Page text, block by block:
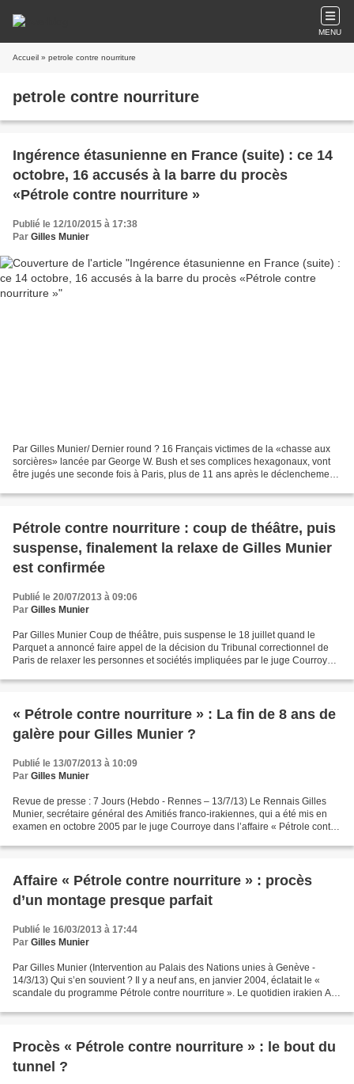
MENU
Accueil » petrole contre nourriture
petrole contre nourriture
Ingérence étasunienne en France (suite) : ce 14
octobre, 16 accusés à la barre du procès
«Pétrole contre nourriture »
Publié le 12/10/2015 à 17:38
Par Gilles Munier
Par Gilles Munier/ Dernier round ? 16 Français victimes de la «chasse aux
sorcières» lancée par George W. Bush et ses complices hexagonaux, vont
être jugés une seconde fois à Paris, plus de 11 ans après le déclenchement
Pétrole contre nourriture : coup de théâtre, puis
suspense, finalement la relaxe de Gilles Munier
est confirmée
Publié le 20/07/2013 à 09:06
Par Gilles Munier
Par Gilles Munier Coup de théâtre, puis suspense le 18 juillet quand le
Parquet a annoncé faire appel de la décision du Tribunal correctionnel de
Paris de relaxer les personnes et sociétés impliquées par le juge Courroye
« Pétrole contre nourriture » : La fin de 8 ans de
galère pour Gilles Munier ?
Publié le 13/07/2013 à 10:09
Par Gilles Munier
Revue de presse : 7 Jours (Hebdo - Rennes – 13/7/13) Le Rennais Gilles
Munier, secrétaire général des Amitiés franco-irakiennes, qui a été mis en
examen en octobre 2005 par le juge Courroye dans l’affaire « Pétrole contre
Affaire « Pétrole contre nourriture » : procès
d’un montage presque parfait
Publié le 16/03/2013 à 17:44
Par Gilles Munier
Par Gilles Munier (Intervention au Palais des Nations unies à Genève -
14/3/13) Qui s’en souvient ? Il y a neuf ans, en janvier 2004, éclatait le «
scandale du programme Pétrole contre nourriture ». Le quotidien irakien Al
Procès « Pétrole contre nourriture » : le bout du
tunnel ?